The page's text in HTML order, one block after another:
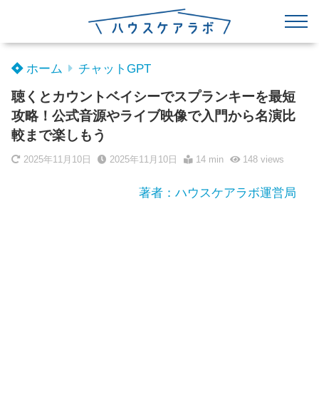
ホーム チャットGPT
聴くとカウントベイシーでスプランキーを最短
攻略！公式音源やライブ映像で入門から名演比
較まで楽しもう
2025年11月10日 2025年11月10日 14 min 148views
著者：ハウスケアラボ運営局